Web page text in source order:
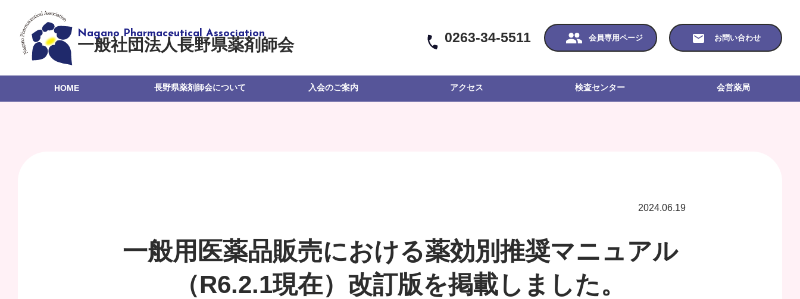
一般社団法人長野県薬剤師会 0263-34-5511 会員専用ページ お問い合わせ
HOME 長野県薬剤師会について 入会のご案内 アクセス 検査センター 会営薬局
2024.06.19
一般用医薬品販売における薬効別推奨マニュアル
（R6.2.1現在）改訂版を掲載しました。